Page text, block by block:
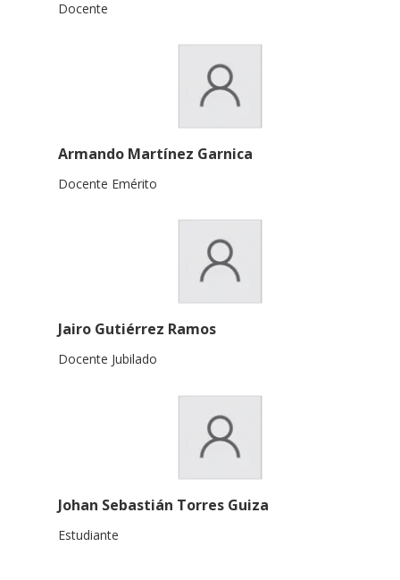
Docente
Armando Martínez Garnica
Docente Emérito
Jairo Gutiérrez Ramos
Docente Jubilado
Johan Sebastián Torres Guiza
Estudiante